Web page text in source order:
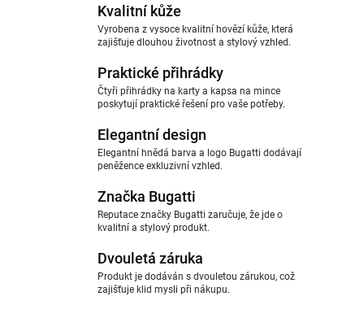
Kvalitní kůže
Vyrobena z vysoce kvalitní hovězí kůže, která
zajišťuje dlouhou životnost a stylový vzhled.
Praktické přihrádky
Čtyři přihrádky na karty a kapsa na mince
poskytují praktické řešení pro vaše potřeby.
Elegantní design
Elegantní hnědá barva a logo Bugatti dodávají
peněžence exkluzivní vzhled.
Značka Bugatti
Reputace značky Bugatti zaručuje, že jde o
kvalitní a stylový produkt.
Dvouletá záruka
Produkt je dodáván s dvouletou zárukou, což
zajišťuje klid mysli při nákupu.